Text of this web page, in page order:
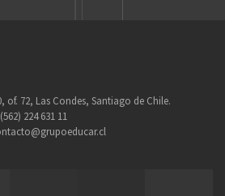
of. 72, Las Condes, Santiago de Chile.
(562) 224 631 11